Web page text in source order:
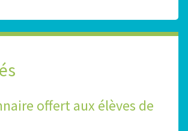
offert aux élèves de